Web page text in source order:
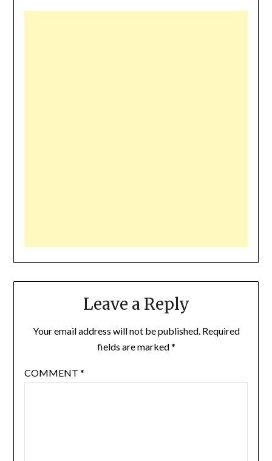
Leave a Reply
Your email address will not be published. Required
fields are marked*
COMMENT *